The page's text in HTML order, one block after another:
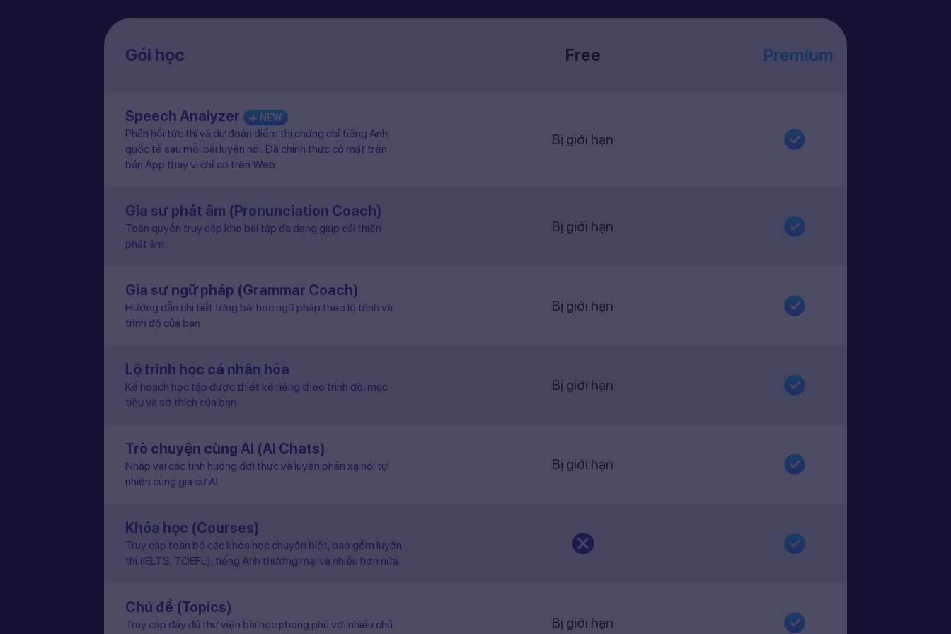
Gói học Free Premium
Speech Analyzer NEW
Phản hồi tức thì và dự đoán điểm thi chứng chỉ tiếng Anh
quốc tế sau mỗi bài luyện nói. Đã chính thức có mặt trên
bản App thay vì chỉ có trên Web.
Bị giới hạn
Gia sư phát âm (Pronunciation Coach)
Toàn quyền truy cập kho bài tập đa dạng giúp cải thiện
phát âm.
Bị giới hạn
Gia sư ngữ pháp (Grammar Coach)
Hướng dẫn chi tiết từng bài học ngữ pháp theo lộ trình và
trình độ của bạn
Bị giới hạn
Lộ trình học cá nhân hóa
Kế hoạch học tập được thiết kế riêng theo trình độ, mục
tiêu và sở thích của bạn.
Bị giới hạn
Trò chuyện cùng AI (AI Chats)
Nhập vai các tình huống đời thực và luyện phản xạ nói tự
nhiên cùng gia sư AI.
Bị giới hạn
Khóa học (Courses)
Truy cập toàn bộ các khóa học chuyên biệt, bao gồm luyện
thi (IELTS, TOEFL), tiếng Anh thương mại và nhiều hơn nữa.
Chủ đề (Topics)
Truy cập đầy đủ thư viện bài học phong phú với nhiều chủ
Bị giới hạn